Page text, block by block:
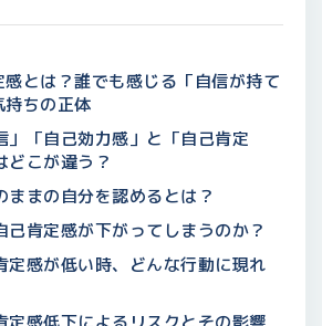
感とは？誰でも感じる「自信が持て
持ちの正体
」「自己効力感」と「自己肯定
どこが違う？
ままの自分を認めるとは？
己肯定感が下がってしまうのか？
定感が低い時、どんな行動に現れ